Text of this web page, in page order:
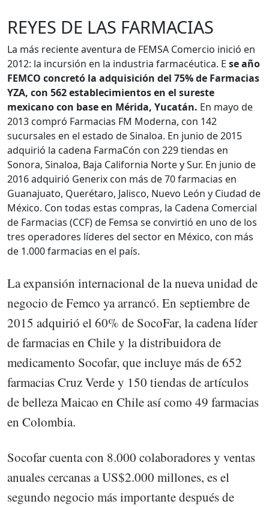
REYES DE LAS FARMACIAS
La más reciente aventura de FEMSA Comercio inició en
2012: la incursión en la industria farmacéutica. E se año
FEMCO concretó la adquisición del 75% de Farmacias
YZA, con 562 establecimientos en el sureste
mexicano con base en Mérida, Yucatán. En mayo de
2013 compró Farmacias FM Moderna, con 142
sucursales en el estado de Sinaloa. En junio de 2015
adquirió la cadena FarmaCón con 229 tiendas en
Sonora, Sinaloa, Baja California Norte y Sur. En junio de
2016 adquirió Generix con más de 70 farmacias en
Guanajuato, Querétaro, Jalisco, Nuevo León y Ciudad de
México. Con todas estas compras, la Cadena Comercial
de Farmacias (CCF) de Femsa se convirtió en uno de los
tres operadores líderes del sector en México, con más
de 1.000 farmacias en el país.
La expansión internacional de la nueva unidad de
negocio de Femco ya arrancó. En septiembre de
2015 adquirió el 60% de SocoFar, la cadena líder
de farmacias en Chile y la distribuidora de
medicamento Socofar, que incluye más de 652
farmacias Cruz Verde y 150 tiendas de artículos
de belleza Maicao en Chile así como 49 farmacias
en Colombia.
Socofar cuenta con 8.000 colaboradores y ventas
anuales cercanas a US$2.000 millones, es el
segundo negocio más importante después de